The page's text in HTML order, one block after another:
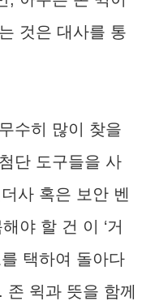
것은 대사를 통
수히 많이 찾을
단 도구들을 사
사 혹은 보안 벤
야 할 건 이 ‘거
택하여 돌아다
윅과 뜻을 함께